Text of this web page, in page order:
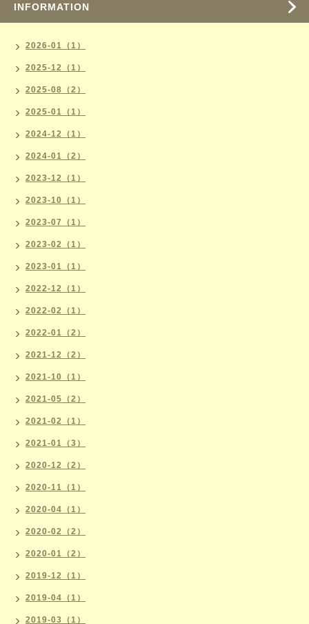
INFORMATION
2026-01（1）
2025-12（1）
2025-08（2）
2025-01（1）
2024-12（1）
2024-01（2）
2023-12（1）
2023-10（1）
2023-07（1）
2023-02（1）
2023-01（1）
2022-12（1）
2022-02（1）
2022-01（2）
2021-12（2）
2021-10（1）
2021-05（2）
2021-02（1）
2021-01（3）
2020-12（2）
2020-11（1）
2020-04（1）
2020-02（2）
2020-01（2）
2019-12（1）
2019-04（1）
2019-03（1）